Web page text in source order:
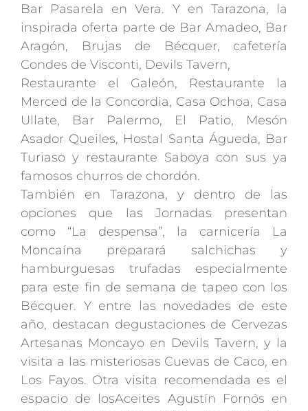
Bar Pasarela en Vera. Y en Tarazona, la
inspirada oferta parte de Bar Amadeo, Bar
Aragón, Brujas de Bécquer, cafetería
Condes de Visconti, Devils Tavern,
Restaurante el Galeón, Restaurante la
Merced de la Concordia, Casa Ochoa, Casa
Ullate, Bar Palermo, El Patio, Mesón
Asador Queiles, Hostal Santa Águeda, Bar
Turiaso y restaurante Saboya con sus ya
famosos churros de chordón.
También en Tarazona, y dentro de las
opciones que las Jornadas presentan
como “La despensa”, la carnicería La
Moncaína preparará salchichas y
hamburguesas trufadas especialmente
para este fin de semana de tapeo con los
Bécquer. Y entre las novedades de este
año, destacan degustaciones de Cervezas
Artesanas Moncayo en Devils Tavern, y la
visita a las misteriosas Cuevas de Caco, en
Los Fayos. Otra visita recomendada es el
espacio de losAceites Agustín Fornós en